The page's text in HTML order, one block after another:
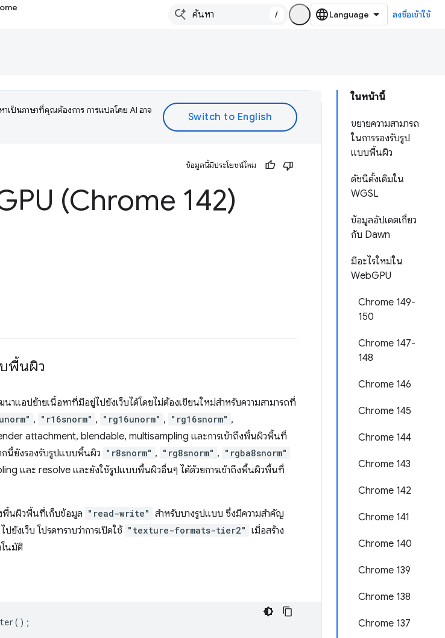
/ ลงชื่อเข้าใช้
ในหน้านี้
ขยายความสามารถ
ในการรองรับรูป
แบบพื้นผิว
ดัชนีดั้งเดิมใน
WGSL
ข้อมูลอัปเดตเกี่ยว
กับ Dawn
มีอะไรใหม่ใน
WebGPU
Chrome 149-
150
Chrome 147-
148
Chrome 146
Chrome 145
Chrome 144
Chrome 143
Chrome 142
Chrome 141
Chrome 140
Chrome 139
Chrome 138
Chrome 137
เป็นภาษาที่คุณต้องการ การแปลโดย AI อาจ
ข้อมูลนี้มีประโยชน์ไหม
(Chrome 142)
บพื้นผิว
าแอปย้ายเนื้อหาที่มีอยู่ไปยังเว็บได้โดยไม่ต้องเขียนใหม่สำหรับความสามารถที่
, "r16snorm" , "rg16unorm" , "rg16snorm" ,
attachment, blendable, multisampling และการเข้าถึงพื้นผิวพื้นที่
นี้ยังรองรับรูปแบบพื้นผิว "r8snorm" , "rg8snorm" , "rgba8snorm"
และ resolve และยังใช้รูปแบบพื้นผิวอื่นๆ ได้ด้วยการเข้าถึงพื้นผิวพื้นที่
พื้นผิวพื้นที่เก็บข้อมูล "read-write" สำหรับบางรูปแบบ ซึ่งมีความสำคัญ
ยังเว็บ โปรดทราบว่าการเปิดใช้ "texture-formats-tier2" เมื่อสร้าง
นมัติ
();